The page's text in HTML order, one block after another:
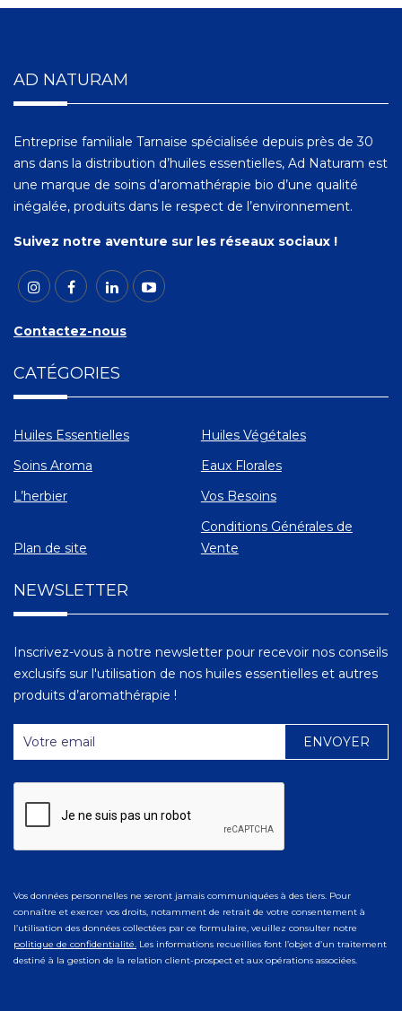
AD NATURAM
Entreprise familiale Tarnaise spécialisée depuis près de 30
ans dans la distribution d’huiles essentielles, Ad Naturam est
une marque de soins d’aromathérapie bio d’une qualité
inégalée, produits dans le respect de l’environnement.
Suivez notre aventure sur les réseaux sociaux !
Contactez-nous
CATÉGORIES
Huiles Essentielles
Huiles Végétales
Soins Aroma
Eaux Florales
L’herbier
Vos Besoins
Plan de site
Conditions Générales de
Vente
NEWSLETTER
Inscrivez-vous à notre newsletter pour recevoir nos conseils
exclusifs sur l'utilisation de nos huiles essentielles et autres
produits d’aromathérapie !
Vos données personnelles ne seront jamais communiquées à des tiers. Pour
connaître et exercer vos droits, notamment de retrait de votre consentement à
l’utilisation des données collectées par ce formulaire, veuillez consulter notre
politique de confidentialité. Les informations recueillies font l’objet d’un traitement
destiné à la gestion de la relation client-prospect et aux opérations associées.